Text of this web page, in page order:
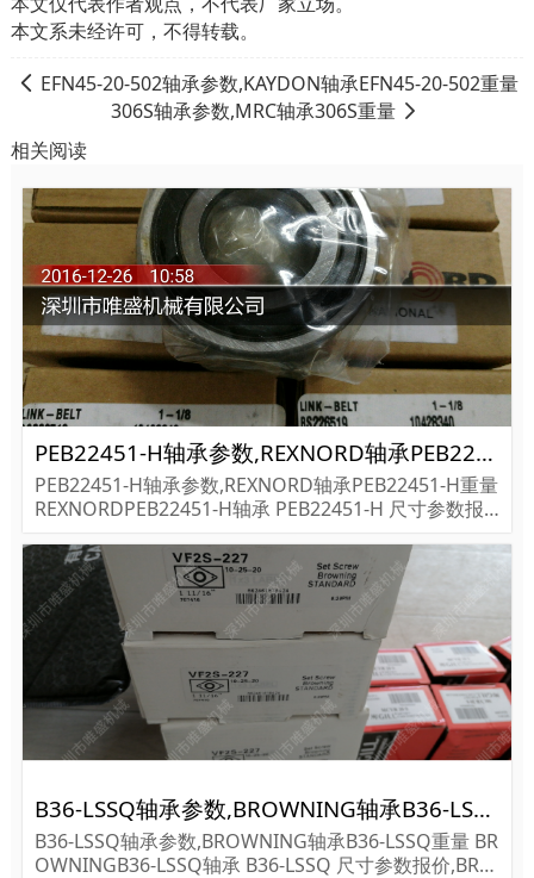
本文系未经许可，不得转载。
EFN45-20-502轴承参数,KAYDON轴承EFN45-20-502重量
306S轴承参数,MRC轴承306S重量
相关阅读
PEB22451-H轴承参数,REXNORD轴承PEB22451-H重量
PEB22451-H轴承参数,REXNORD轴承PEB22451-H重量
REXNORDPEB22451-H轴承 PEB22451-H 尺寸参数报
承PEB22451-H...
B36-LSSQ轴承参数,BROWNING轴承B36-LSSQ重量
B36-LSSQ轴承参数,BROWNING轴承B36-LSSQ重量 BR
OWNINGB36-LSSQ轴承 B36-LSSQ 尺寸参数报价,BRO